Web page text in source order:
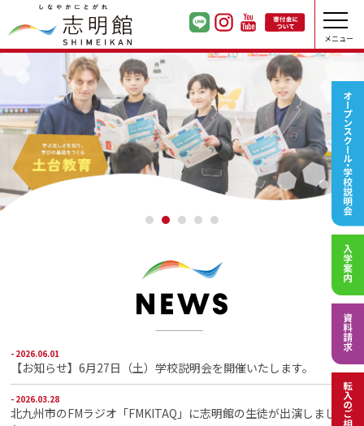
メニュー
- 2026.06.01
【お知らせ】6月27日（土）学校説明会を開催いたします。
- 2026.03.28
北九州市のFMラジオ「FMKITAQ」に志明館の生徒が出演しまし